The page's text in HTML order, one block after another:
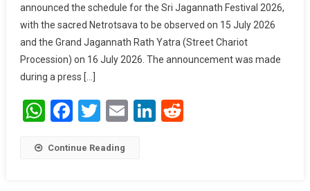
July 15, Rath Yatra
On July 16
announced the schedule for the Sri Jagannath Festival 2026,
with the sacred Netrotsava to be observed on 15 July 2026
and the Grand Jagannath Rath Yatra (Street Chariot
Procession) on 16 July 2026. The announcement was made
during a press […]
WhatsApp
Facebook
Twitter
EmailLinkedIn
Reddit
Continue Reading